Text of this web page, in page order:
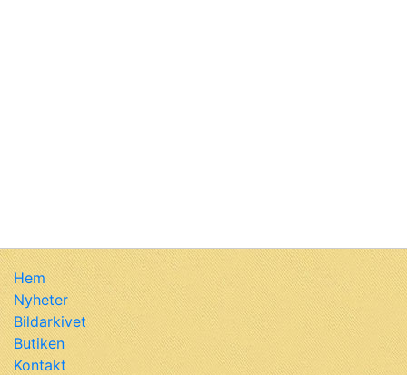
Hem
Nyheter
Bildarkivet
Butiken
Kontakt